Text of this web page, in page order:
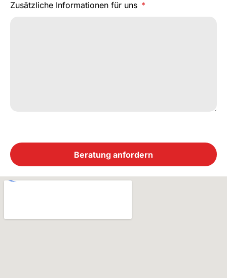
Zusätzliche Informationen für uns
Beratung anfordern